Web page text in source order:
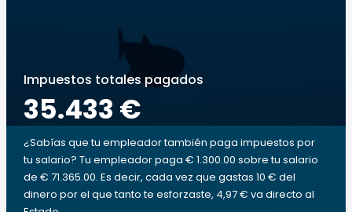
Impuestos totales pagados
35.433 €
¿Sabías que tu empleador también paga impuestos por
tu salario? Tu empleador paga € 1.300.00 sobre tu salario
de € 71.365.00. Es decir, cada vez que gastas 10 € del
dinero por el que tanto te esforzaste, 4,97 € va directo al